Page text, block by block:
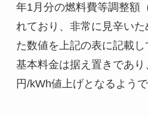
年1月分の燃料費等調整額
れており、非常に見辛い
た数値を上記の表に記載し
基本料金は据え置きであ
円/kWh値上げとなるようで